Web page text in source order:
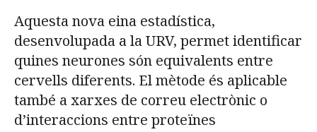
Més categories
Prova la cerca avançada
Aquesta nova eina estadística,
desenvolupada a la URV, permet identificar
quines neurones són equivalents entre
cervells diferents. El mètode és aplicable
també a xarxes de correu electrònic o
d’interaccions entre proteïnes